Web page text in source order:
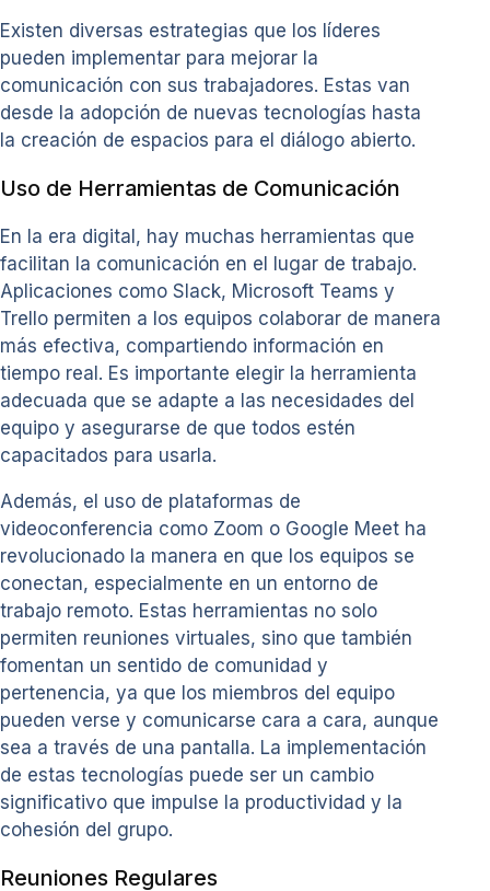
Existen diversas estrategias que los líderes
pueden implementar para mejorar la
comunicación con sus trabajadores. Estas van
desde la adopción de nuevas tecnologías hasta
la creación de espacios para el diálogo abierto.
Uso de Herramientas de Comunicación
En la era digital, hay muchas herramientas que
facilitan la comunicación en el lugar de trabajo.
Aplicaciones como Slack, Microsoft Teams y
Trello permiten a los equipos colaborar de manera
más efectiva, compartiendo información en
tiempo real. Es importante elegir la herramienta
adecuada que se adapte a las necesidades del
equipo y asegurarse de que todos estén
capacitados para usarla.
Además, el uso de plataformas de
videoconferencia como Zoom o Google Meet ha
revolucionado la manera en que los equipos se
conectan, especialmente en un entorno de
trabajo remoto. Estas herramientas no solo
permiten reuniones virtuales, sino que también
fomentan un sentido de comunidad y
pertenencia, ya que los miembros del equipo
pueden verse y comunicarse cara a cara, aunque
sea a través de una pantalla. La implementación
de estas tecnologías puede ser un cambio
significativo que impulse la productividad y la
cohesión del grupo.
Reuniones Regulares